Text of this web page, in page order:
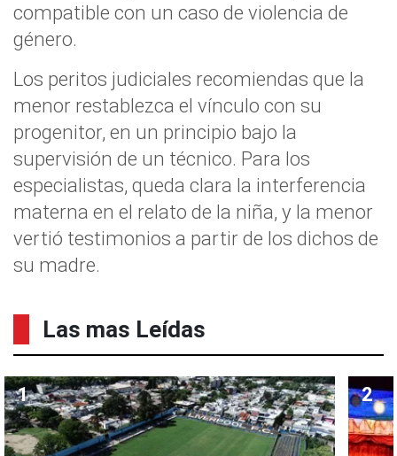
compatible con un caso de violencia de
género.
Los peritos judiciales recomiendas que la
menor restablezca el vínculo con su
progenitor, en un principio bajo la
supervisión de un técnico. Para los
especialistas, queda clara la interferencia
materna en el relato de la niña, y la menor
vertió testimonios a partir de los dichos de
su madre.
Las mas Leídas